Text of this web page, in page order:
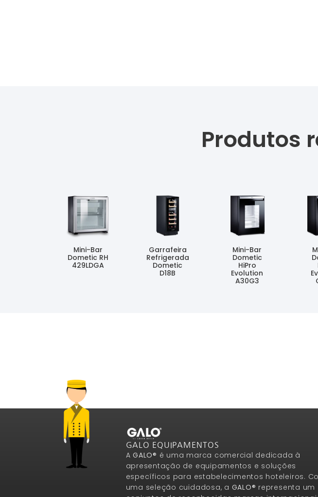
Produtos
Mini-Bar
Dometic RH
429LDGA
Garrafeira
Refrigerada
Dometic
D18B
Mini-Bar
Dometic
HiPro
Evolution
A30G3
GALO EQUIPAMENTOS
AGALO® é uma marca comercial dedicada à
apresentação de equipamentos e soluções
específicos para estabelecimentos hoteleiros.
uma seleção cuidadosa, a GALO® representa um